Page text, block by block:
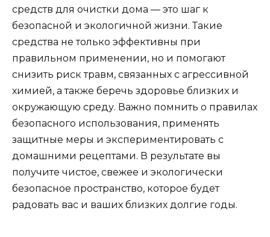
средств для очистки дома — это шаг к
безопасной и экологичной жизни. Такие
средства не только эффективны при
правильном применении, но и помогают
снизить риск травм, связанных с агрессивной
химией, а также беречь здоровье близких и
окружающую среду. Важно помнить о правилах
безопасного использования, применять
защитные меры и экспериментировать с
домашними рецептами. В результате вы
получите чистое, свежее и экологически
безопасное пространство, которое будет
радовать вас и ваших близких долгие годы.